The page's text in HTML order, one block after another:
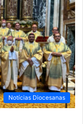
Notícias Diocesanas